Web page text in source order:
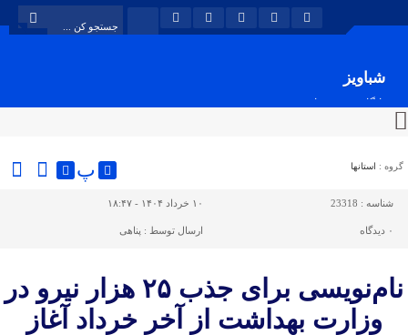
شباویز
پایگاه خبری شباویز
گروه : استانها پ
شناسه : 23318 ۱۰ خرداد ۱۴۰۴ - ۱۸:۴۷
۰ دیدگاه ارسال توسط : پناهی
نام‌نویسی برای جذب ۲۵ هزار نیرو در
وزارت بهداشت از آخر خرداد آغاز